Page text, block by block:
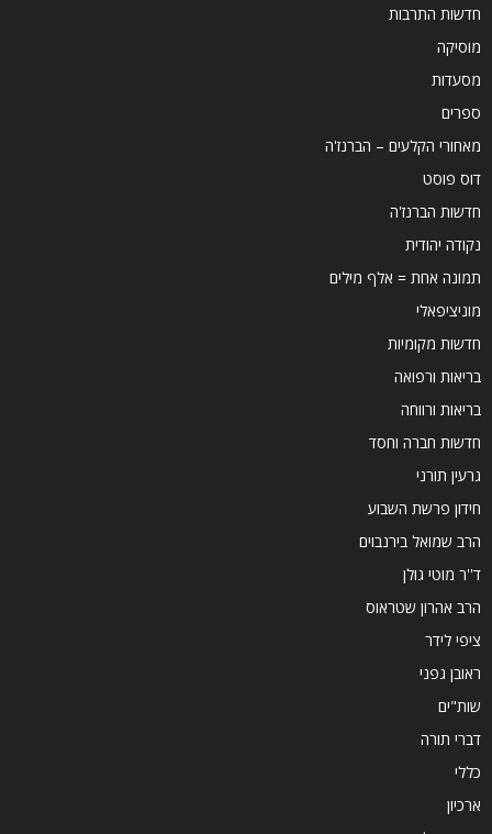
חדשות התרבות
מוסיקה
מסעדות
ספרים
מאחורי הקלעים – הברנז'ה
דוס פוסט
חדשות הברנז'ה
נקודה יהודית
תמונה אחת = אלף מילים
מוניציפאלי
חדשות מקומיות
בריאות ורפואה
בריאות ורווחה
חדשות חברה וחסד
גרעין תורני
חידון פרשת השבוע
הרב שמואל בירנבוים
ד''ר מוטי גולן
הרב אהרון שטראוס
ציפי לידר
ראובן גפני
שות"ים
דברי תורה
כללי
ארכיון